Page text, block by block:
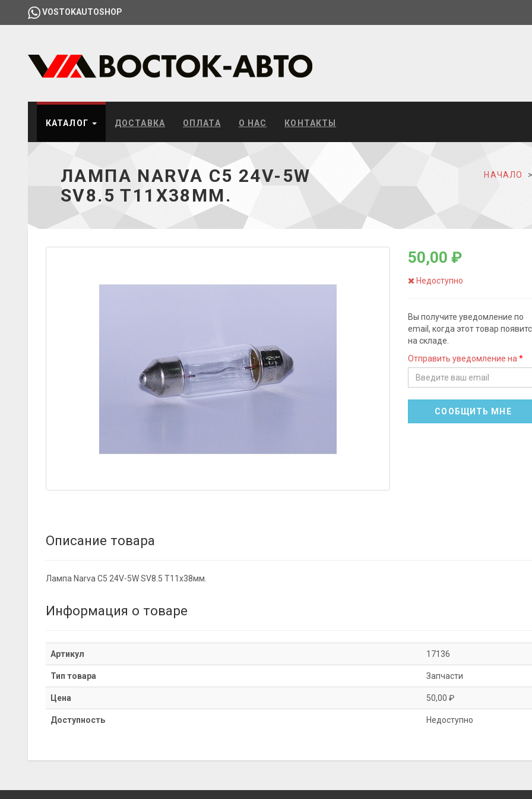
VOSTOKAUTOSHOP
КАТАЛОГ ДОСТАВКА ОПЛАТА О НАС КОНТАКТЫ
ЛАМПА NARVA C5 24V-5W
SV8.5 T11Х38ММ.
НАЧАЛО
50,00 ₽
Недоступно
Вы получите уведомление по
email, когда этот товар
на складе.
Отправить уведомление на
СООБЩИТЬ МНЕ
Описание товара
Лампа Narva C5 24V-5W SV8.5 T11х38мм.
Информация о товаре
Артикул 17136
Тип товара Запчасти
Цена 50,00 ₽
Доступность Недоступно